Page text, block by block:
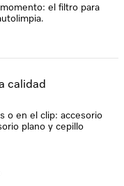
el filtro para
calidad
o en el clip: accesorio
plano y cepillo